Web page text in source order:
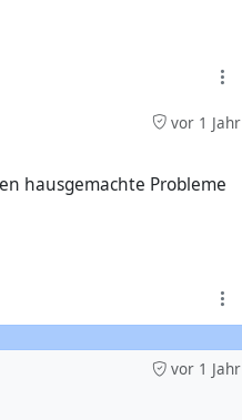
vor 1 Jahr
hausgemachte Probleme
vor 1 Jahr